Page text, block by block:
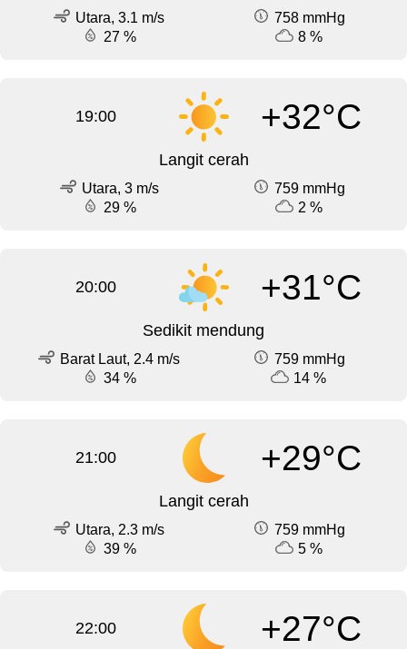
Utara, 3.1 m/s
758 mmHg
27 %
8 %
19:00 +32°C
Langit cerah
Utara, 3 m/s
759 mmHg
29 %
2 %
20:00 +31°C
Sedikit mendung
Barat Laut, 2.4 m/s
759 mmHg
34 %
14 %
21:00 +29°C
Langit cerah
Utara, 2.3 m/s
759 mmHg
39 %
5 %
22:00 +27°C